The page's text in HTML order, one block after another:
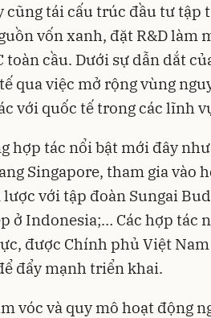
cũng tái cấu trúc đầu tư tập
vốn xanh, đặt R&D làm
toàn cầu. Dưới sự dẫn dắt
qua việc mở rộng vùng
với quốc tế trong các lĩnh
hợp tác nổi bật mới đây
Singapore, tham gia vào
với tập đoàn Sungai
ở Indonesia;… Các hợp tác
được Chính phủ Việt
đẩy mạnh triển khai.
vóc và quy mô hoạt động